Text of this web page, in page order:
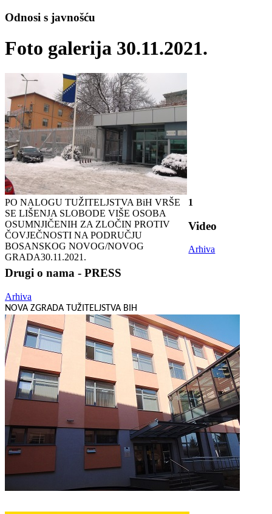
Odnosi s javnošću
Foto galerija 30.11.2021.
PO NALOGU TUŽITELJSTVA BiH VRŠE
SE LIŠENJA SLOBODE VIŠE OSOBA
OSUMNJIČENIH ZA ZLOČIN PROTIV
ČOVJEČNOSTI NA PODRUČJU
BOSANSKOG NOVOG/NOVOG
GRADA30.11.2021.
1
Video
Arhiva
Drugi o nama - PRESS
Arhiva
NOVA ZGRADA TUŽITELJSTVA BIH